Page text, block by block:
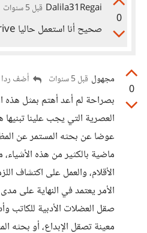
0
Dalila31Regai قبل 5 سنوات
صحيح أنا استعمل حاليا Google drive، شكرا لنصيحتك.
0
مجهول قبل 5 سنوات أضف ردا
بصراحة لم أعد أهتم بمثل هذه
العصرية التي يجب علينا
عوضا عن بحثه المستمر عن
ماضية بالكثير من هذه
الأقلام، والعمل على اكتشاف
الأمر يعتمد في النهاية على
صقل العضلات الأدبية للكاتب
معينة تصقل الإبداع، أو بحثه